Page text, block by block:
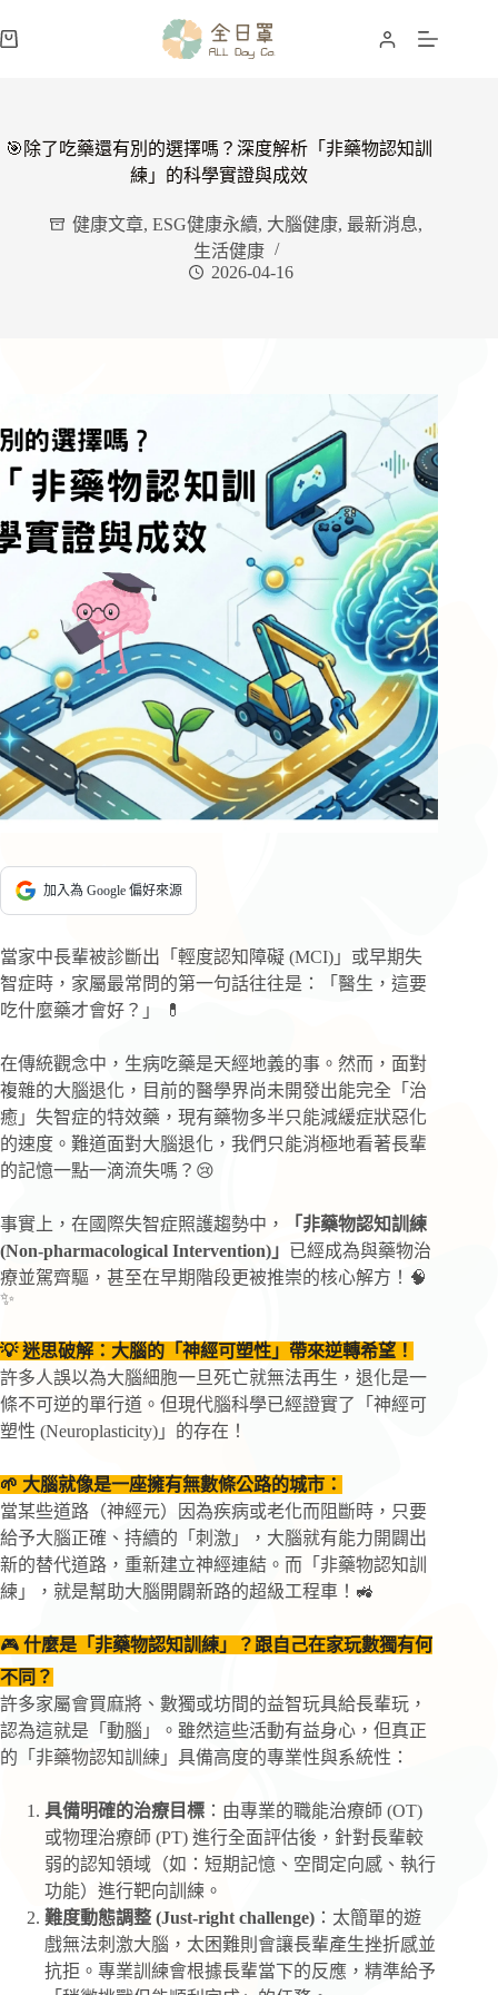
至
容
購
🎯除了吃藥還有別的選擇嗎？深度解析「非藥物認知訓
練」的科學實證與成效
健康文章,ESG健康永續, 大腦健康, 最新消息,
生活健康
2026-04-16
加入為 Google 偏好來源
當家中長輩被診斷出「輕度認知障礙 (MCI)」或早期失
智症時，家屬最常問的第一句話往往是：「醫生，這要
吃什麼藥才會好？」 💊
在傳統觀念中，生病吃藥是天經地義的事。然而，面對
複雜的大腦退化，目前的醫學界尚未開發出能完全「治
癒」失智症的特效藥，現有藥物多半只能減緩症狀惡化
的速度。難道面對大腦退化，我們只能消極地看著長輩
的記憶一點一滴流失嗎？😢
事實上，在國際失智症照護趨勢中，
「非藥物認知訓練
(Non-pharmacological Intervention)」
已經成為與藥物治
療並駕齊驅，甚至在早期階段更被推崇的核心解方！🧠
✨
💡 迷思破解：大腦的「神經可塑性」帶來逆轉希望！
許多人誤以為大腦細胞一旦死亡就無法再生，退化是一
條不可逆的單行道。但現代腦科學已經證實了「神經可
塑性 (Neuroplasticity)」的存在！
🌱 大腦就像是一座擁有無數條公路的城市：
當某些道路（神經元）因為疾病或老化而阻斷時，只要
給予大腦正確、持續的「刺激」，大腦就有能力開闢出
新的替代道路，重新建立神經連結。而「非藥物認知訓
練」，就是幫助大腦開闢新路的超級工程車！🚜
🎮 什麼是「非藥物認知訓練」？跟自己在家玩數獨有何
不同？
許多家屬會買麻將、數獨或坊間的益智玩具給長輩玩，
認為這就是「動腦」。雖然這些活動有益身心，但真正
的「非藥物認知訓練」具備高度的專業性與系統性：
具備明確的治療目標 ：由專業的職能治療師 (OT)
或物理治療師 (PT) 進行全面評估後，針對長輩較
弱的認知領域（如：短期記憶、空間定向感、執行
功能）進行靶向訓練。
難度動態調整 (Just-right challenge) ：太簡單的遊
戲無法刺激大腦，太困難則會讓長輩產生挫折感並
抗拒。專業訓練會根據長輩當下的反應，精準給予